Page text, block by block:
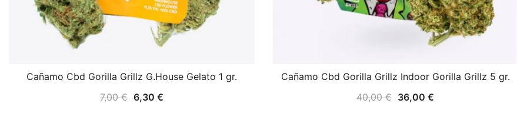
Cañamo Cbd Gorilla Grillz G.House Gelato 1 gr.
7,00€ 6,30 €
Cañamo Cbd Gorilla Grillz Indoor Gorilla Grillz 5 gr.
40,00€ 36,00 €